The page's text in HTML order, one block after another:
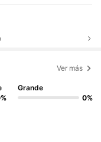
Ver más
Grande
0%